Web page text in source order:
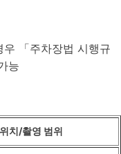
「주차장법 시행규
능
치/촬영 범위